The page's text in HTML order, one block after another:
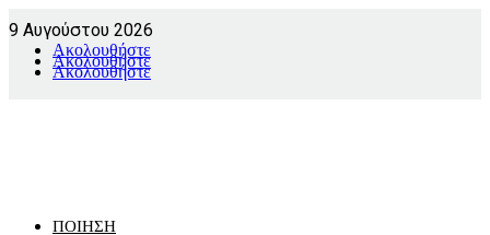
9 Αυγούστου 2026
Ακολουθήστε
Ακολουθήστε
Ακολουθήστε
ΠΟΙΗΣΗ